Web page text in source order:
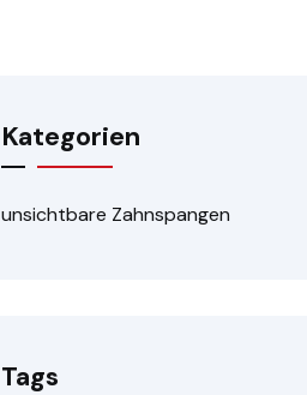
Kategorien
unsichtbare Zahnspangen
Tags